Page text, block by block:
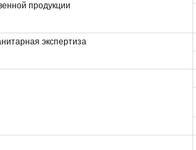
продукции
экспертиза